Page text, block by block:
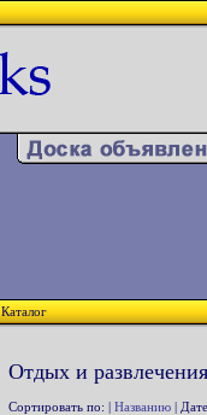
Каталог
Отдых и
Сортировать по: | Названию |